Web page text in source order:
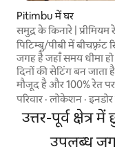
Pitimbu में घर
समुद्र के किनारे | प्रीमियम
पिटिम्बु/पीबी में बीचफ़्रंट रिट्रीट कासा
जगह है जहाँ समय धीमा
दिनों की सेटिंग बन जाता
मौजूद है और 100% रेत
बीच रिट्रीट के आकर्षण
हाई-एंड घर का आराम मिलता है।
जिनमें से 3 में एयर
यहाँ बारबेक्यू की
बड़ी छत और एक पूरा
परिवार ·लोकेशन ·
उत्तर-पूर्व क्षेत्र
उपलब्ध